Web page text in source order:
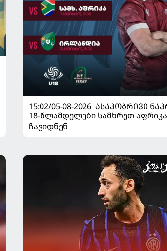
15:02/05-08-2026 ᲐᲡᲐᲙᲝᲑᲠᲘᲕᲘ
18-წლამდელები სამხრეთ
ჩავიდნენ